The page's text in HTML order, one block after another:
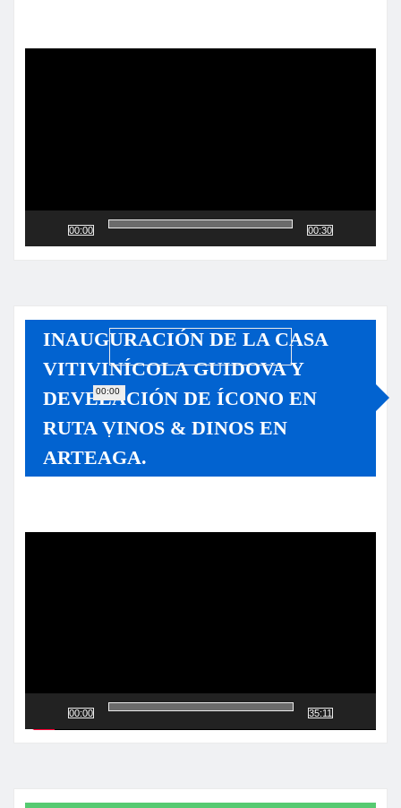
00:00
00:00
00:30
INAUGURACIÓN DE LA CASA
VITIVINÍCOLA GUIDOVA Y
DEVELACIÓN DE ÍCONO EN
RUTA VINOS & DINOS EN
ARTEAGA.
00:00 35:11